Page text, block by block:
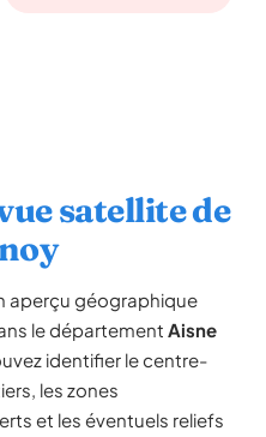
satellite de
aperçu géographique
le département Aisne
identifier le centre-
les zones
et les éventuels reliefs